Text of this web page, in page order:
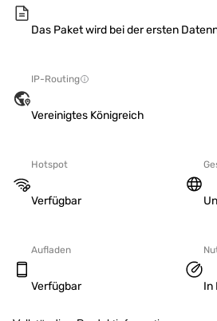
Das Paket wird bei der ersten
IP-Routing
Vereinigtes Königreich
Hotspot
Verfügbar
Aufladen
Verfügbar In